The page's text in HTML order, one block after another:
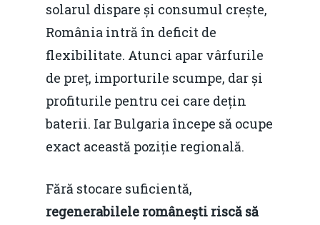
solarul dispare și consumul crește,
România intră în deficit de
flexibilitate. Atunci apar vârfurile
de preț, importurile scumpe, dar și
profiturile pentru cei care dețin
baterii. Iar Bulgaria începe să ocupe
exact această poziție regională.
Fără stocare suficientă,
regenerabilele românești riscă să